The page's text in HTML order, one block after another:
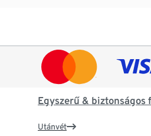
Egyszerű & biztonságos
Utánvét